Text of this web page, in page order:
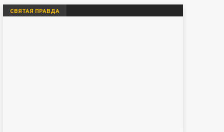
СВЯТАЯ ПРАВДА